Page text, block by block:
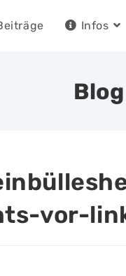
Infos
Blog
vor-